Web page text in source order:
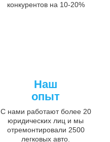
конкурентов на 10-20%
Наш
опыт
С нами работают более 20
юридических лиц и мы
отремонтировали 2500
легковых авто.